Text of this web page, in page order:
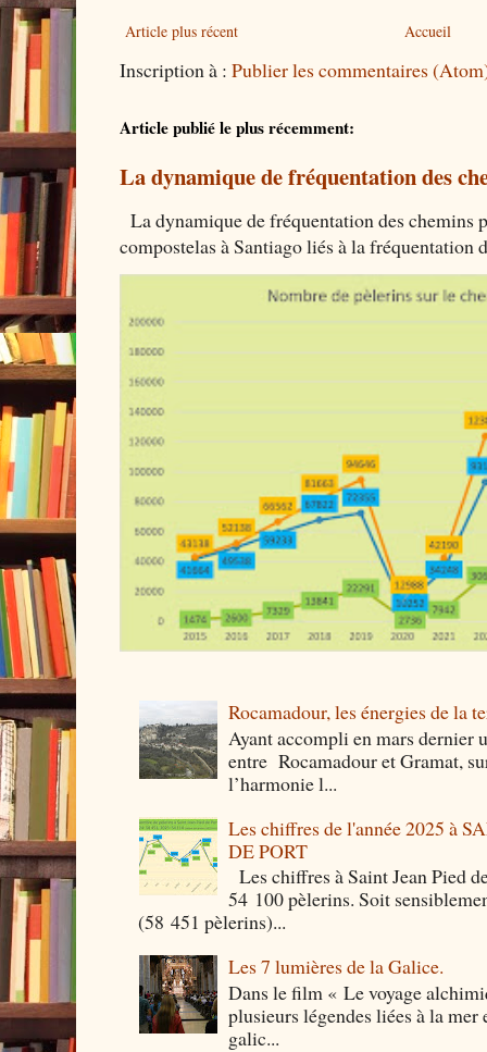
Article plus récent Accueil
Inscription à : Publier les commentaires
Article publié le plus récemment:
La dynamique de fréquentation des
La dynamique de fréquentation des chemins
compostelas à Santiago liés à la fréquentation
Rocamadour, les énergies de la
Ayant accompli en mars dernier
entre Rocamadour et Gramat,
l’harmonie l...
Les chiffres de l'année 2025 à
DE PORT
Les chiffres à Saint Jean Pied
54 100 pèlerins. Soit
(58 451 pèlerins)...
Les 7 lumières de la Galice.
Dans le film « Le voyage
plusieurs légendes liées à la mer
galic...